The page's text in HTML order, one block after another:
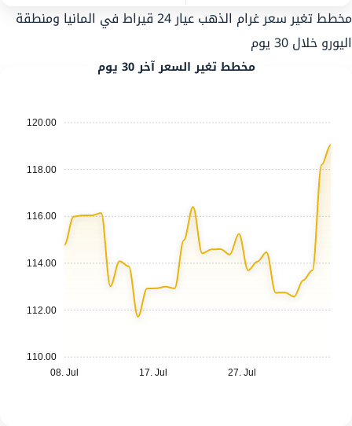
مخطط تغير سعر غرام الذهب عيار 24 قيراط في المانيا ومنطقة
اليورو خلال 30 يوم
مخطط تغير السعر آخر 30 يوم
120.00
118.00
116.00
114.00
112.00
110.00
08. Jul
17. Jul 27. Jul